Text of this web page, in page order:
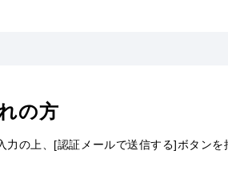
の方
力の上、[認証メールで送信する]ボタンを